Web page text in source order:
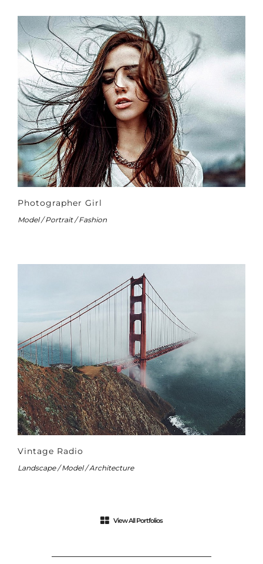
Photographer Girl
Model / Portrait / Fashion
Vintage Radio
Landscape / Model / Architecture
View All Portfolios